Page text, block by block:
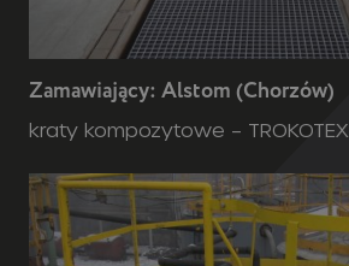
Zamawiający: Alstom (Chorzów)
kraty kompozytowe – TROKOTEX